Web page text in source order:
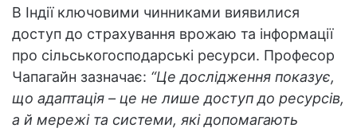
В Індії ключовими чинниками виявилися
доступ до страхування врожаю та інформації
про сільськогосподарські ресурси. Професор
Чапагайн зазначає: “Це дослідження показує,
що адаптація – це не лише доступ до ресурсів,
а й мережі та системи, які допомагають